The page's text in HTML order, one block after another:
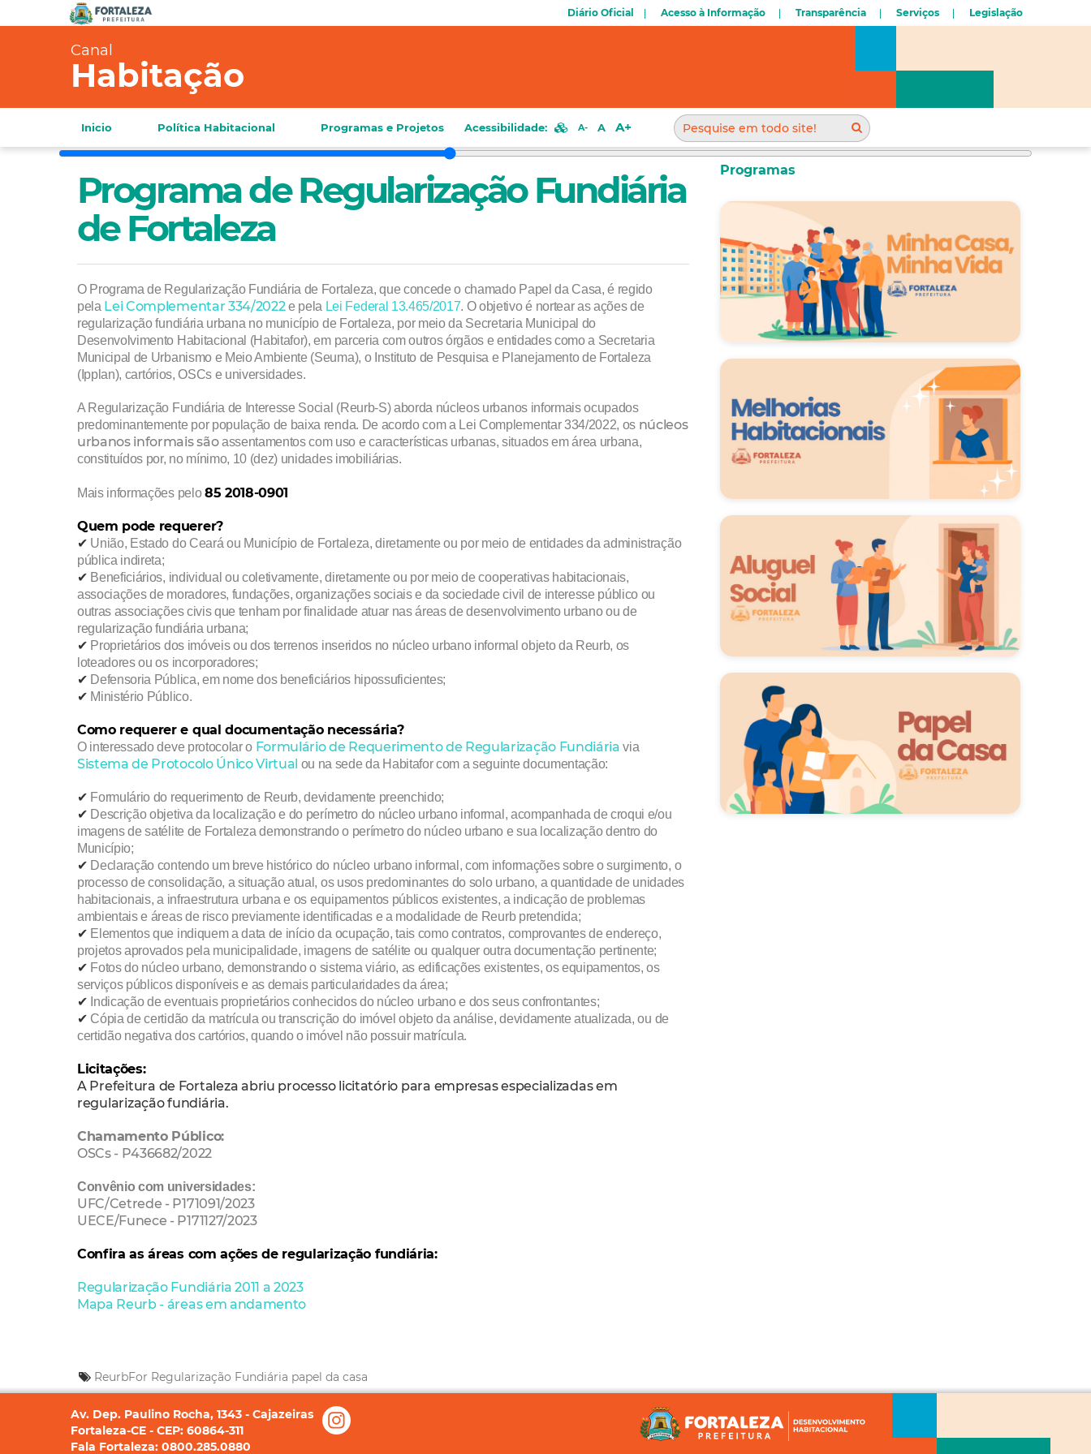
Diário Oficial Acesso à Informação Transparência Serviços Legislação
Canal
Habitação
Inicio Política Habitacional Programas e Projetos Acessibilidade: A- A A+
Programa de Regularização Fundiária
de Fortaleza
O Programa de Regularização Fundiária de Fortaleza, que concede o chamado Papel da Casa, é regido
pela Lei Complementar 334/2022e pela Lei Federal 13.465/2017. O objetivo é nortear as ações de
regularização fundiária urbana no município de Fortaleza, por meio da Secretaria Municipal do
Desenvolvimento Habitacional (Habitafor), em parceria com outros órgãos e entidades como a Secretaria
Municipal de Urbanismo e Meio Ambiente (Seuma), o Instituto de Pesquisa e Planejamento de Fortaleza
(Ipplan), cartórios, OSCs e universidades.
A Regularização Fundiária de Interesse Social (Reurb-S) aborda núcleos urbanos informais ocupados
predominantemente por população de baixa renda. De acordo com a Lei Complementar 334/2022, os núcleos
urbanos informais sãoassentamentos com uso e características urbanas, situados em área urbana,
constituídos por, no mínimo, 10 (dez) unidades imobiliárias.
Mais informações pelo85 2018-0901
Quem pode requerer?
✔︎ União, Estado do Ceará ou Município de Fortaleza, diretamente ou por meio de entidades da administração
pública indireta;
✔︎ Beneficiários, individual ou coletivamente, diretamente ou por meio de cooperativas habitacionais,
associações de moradores, fundações, organizações sociais e da sociedade civil de interesse público ou
outras associações civis que tenham por finalidade atuar nas áreas de desenvolvimento urbano ou de
regularização fundiária urbana;
✔︎ Proprietários dos imóveis ou dos terrenos inseridos no núcleo urbano informal objeto da Reurb, os
loteadores ou os incorporadores;
✔︎ Defensoria Pública, em nome dos beneficiários hipossuficientes;
✔︎ Ministério Público.
Como requerer e qual documentação necessária?
O interessado deve protocolar o Formulário de Requerimento de Regularização Fundiária via
Sistema de Protocolo Único Virtual ou na sede da Habitafor com a seguinte documentação:
✔︎ Formulário do requerimento de Reurb, devidamente preenchido;
✔︎ Descrição objetiva da localização e do perímetro do núcleo urbano informal, acompanhada de croqui e/ou
imagens de satélite de Fortaleza demonstrando o perímetro do núcleo urbano e sua localização dentro do
Município;
✔︎ Declaração contendo um breve histórico do núcleo urbano informal, com informações sobre o surgimento, o
processo de consolidação, a situação atual, os usos predominantes do solo urbano, a quantidade de unidades
habitacionais, a infraestrutura urbana e os equipamentos públicos existentes, a indicação de problemas
ambientais e áreas de risco previamente identificadas e a modalidade de Reurb pretendida;
✔︎ Elementos que indiquem a data de início da ocupação, tais como contratos, comprovantes de endereço,
projetos aprovados pela municipalidade, imagens de satélite ou qualquer outra documentação pertinente;
✔︎ Fotos do núcleo urbano, demonstrando o sistema viário, as edificações existentes, os equipamentos, os
serviços públicos disponíveis e as demais particularidades da área;
✔︎ Indicação de eventuais proprietários conhecidos do núcleo urbano e dos seus confrontantes;
✔︎ Cópia de certidão da matrícula ou transcrição do imóvel objeto da análise, devidamente atualizada, ou de
certidão negativa dos cartórios, quando o imóvel não possuir matrícula.
Licitações:
A Prefeitura de Fortaleza abriu processo licitatório para empresas especializadas em
regularização fundiária.
Chamamento Público:
OSCs - P436682/2022
Convênio com universidades:
UFC/Cetrede - P171091/2023
UECE/Funece - P171127/2023
Confira as áreas com ações de regularização fundiária:
Regularização Fundiária 2011 a 2023
Mapa Reurb - áreas em andamento
ReurbFor Regularização Fundiária papel da casa
Programas
Av. Dep. Paulino Rocha, 1343 - Cajazeiras
Fortaleza-CE - CEP: 60864-311
Fala Fortaleza: 0800.285.0880